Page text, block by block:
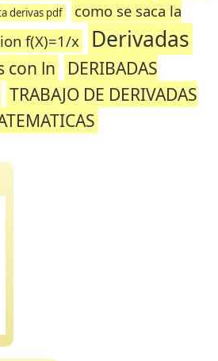
derivas pdf
como se saca la
f(X)=1/x
Derivadas
con ln
DERIBADAS
TRABAJO DE DERIVADAS